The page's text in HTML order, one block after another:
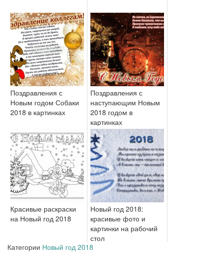
Поздравления с
Новым годом Собаки
2018 в картинках
Поздравления с
наступающим Новым
2018 годом в
картинках
Красивые раскраски
на Новый год 2018
Новый год 2018:
красивые фото и
картинки на рабочий
стол
Категории Новый год 2018